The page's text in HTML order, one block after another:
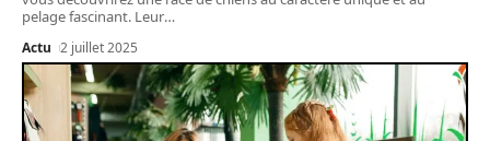
pelage fascinant. Leur…
Actu 2 juillet 2025